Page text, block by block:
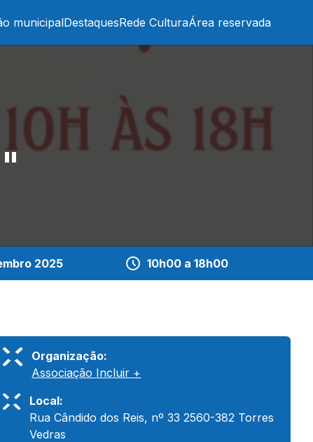
municipalDestaquesRede CulturaÁrea reservada
2025 10h00 a 18h00
Organização:
Associação Incluir +
Local:
Rua Cândido dos Reis, nº 33 2560-382 Torres
Vedras